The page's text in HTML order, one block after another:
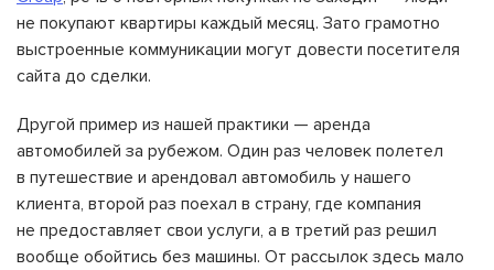
не покупают квартиры каждый месяц. Зато грамотно
выстроенные коммуникации могут довести посетителя
сайта до сделки.
Другой пример из нашей практики — аренда
автомобилей за рубежом. Один раз человек полетел
в путешествие и арендовал автомобиль у нашего
клиента, второй раз поехал в страну, где компания
не предоставляет свои услуги, а в третий раз решил
вообще обойтись без машины. От рассылок здесь мало